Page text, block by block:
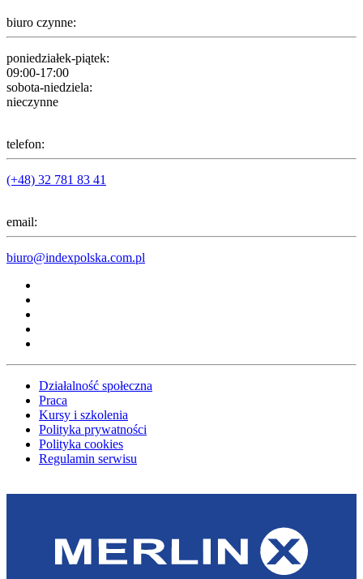
biuro czynne:
poniedziałek-piątek:
09:00-17:00
sobota-niedziela:
nieczynne
telefon:
(+48) 32 781 83 41
email:
biuro@indexpolska.com.pl
Działalność społeczna
Praca
Kursy i szkolenia
Polityka prywatności
Polityka cookies
Regulamin serwisu